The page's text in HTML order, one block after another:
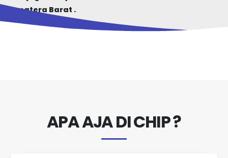
Sumatera Barat .
APA AJA DI CHIP ?